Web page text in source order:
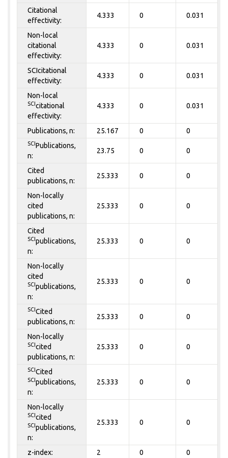
Citational
effectivity:
4.333 0 0.031
Non-local
citational
effectivity:
4.333 0 0.031
SCIcitational
effectivity:
4.333 0 0.031
Non-local
SCIcitational
effectivity:
4.333 0 0.031
Publications, n: 25.167 0 0
SCIPublications,
n:
23.75 0 0
Cited
publications, n:
25.333 0 0
Non-locally
cited
publications, n:
25.333 0 0
Cited
SCIpublications,
n:
25.333 0 0
Non-locally
cited
SCIpublications,
n:
25.333 0 0
SCICited
publications, n:
25.333 0 0
Non-locally
SCIcited
publications, n:
25.333 0 0
SCICited
SCIpublications,
n:
25.333 0 0
Non-locally
SCIcited
SCIpublications,
n:
25.333 0 0
z-index: 2 0 0